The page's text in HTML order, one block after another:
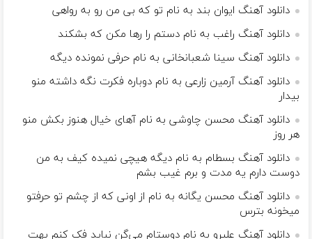
دانلود آهنگ ایوان بند به نام تو که بی من رو به رواهی
دانلود آهنگ راغب به نام دستم را رها مکن که بشکند
دانلود آهنگ سینا شعبانخانی به نام حرفی نمونده دیگه
دانلود آهنگ آرمین زارعی به نام دوباره فکرت نگه داشته منو
بیدار
دانلود آهنگ محسن چاوشی به نام آهای خیال هنوز بکش منو
هر روز
دانلود آهنگ بسطام به نام دیگه هیچی نمیده کیف به من
دوست دارم یه مدت و برم غیب بشم
دانلود آهنگ محسن یگانه به نام از اونی که از چشم تو حرفتو
میخونه بترس
دانلود آهنگ علیرو به نام دوستام می‌گن نباید فک کنم بهت